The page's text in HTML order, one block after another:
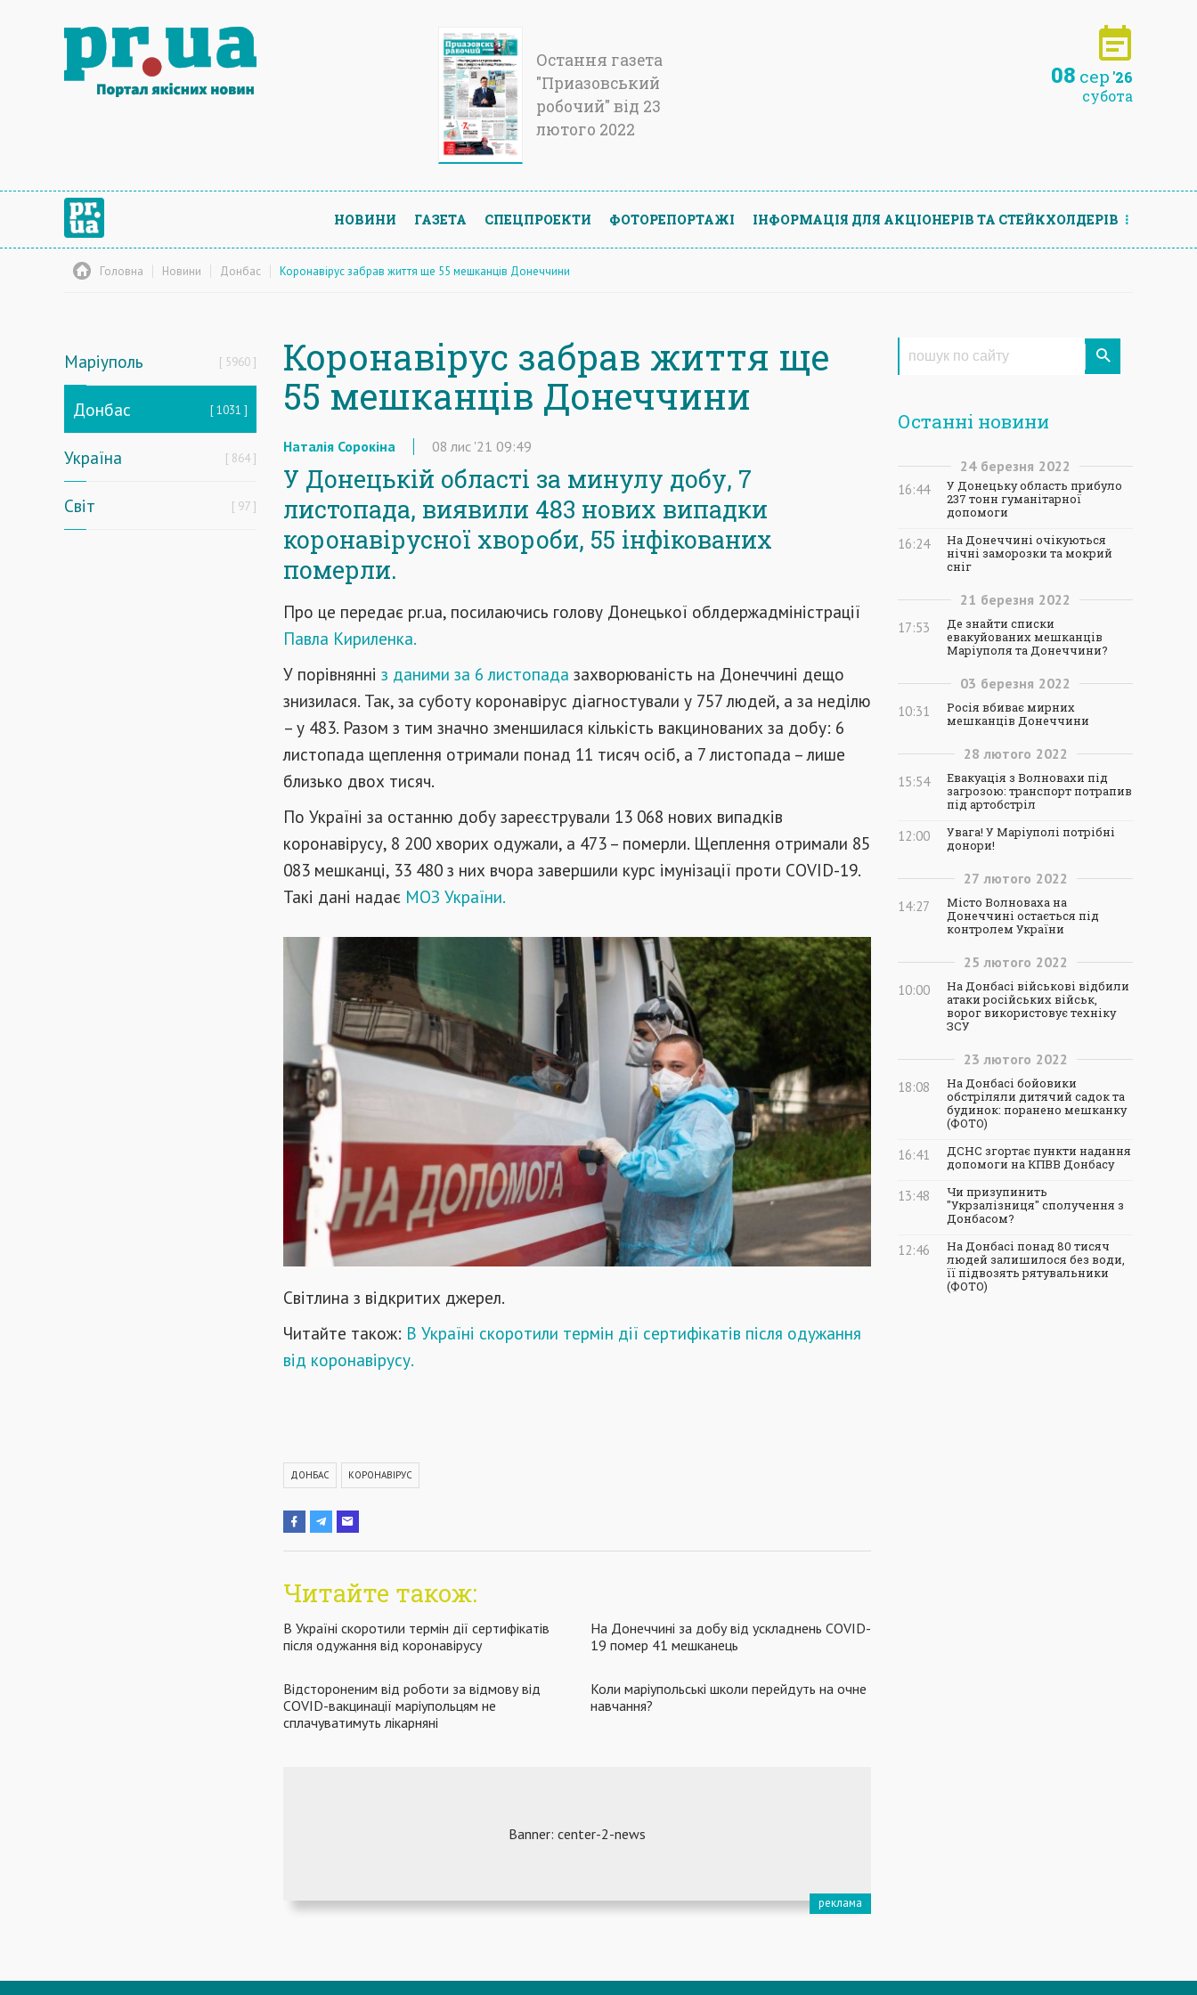
Остання газета
"Приазовський
робочий" від 23
лютого 2022
08 сер '26
субота
НОВИНИ ГАЗЕТА СПЕЦПРОЕКТИ ФОТОРЕПОРТАЖІ ІНФОРМАЦIЯ ДЛЯ АКЦIОНЕРIВ ТА СТЕЙКХОЛДЕРIВ
Головна Новини Донбас Коронавірус забрав життя ще 55 мешканців Донеччини
Маріуполь 5960
Донбас 1031
Україна 864
Світ 97
Коронавірус забрав життя ще
55 мешканців Донеччини
Наталія Сорокіна 08 лис '21 09:49
У Донецькій області за минулу добу, 7
листопада, виявили 483 нових випадки
коронавірусної хвороби, 55 інфікованих
померли.
Про це передає pr.ua, посилаючись голову Донецької облдержадміністрації
Павла Кириленка.
У порівнянні з даними за 6 листопада захворюваність на Донеччині дещо
знизилася. Так, за суботу коронавірус діагностували у 757 людей, а за неділю
– у 483. Разом з тим значно зменшилася кількість вакцинованих за добу: 6
листопада щеплення отримали понад 11 тисяч осіб, а 7 листопада – лише
близько двох тисяч.
По Україні за останню добу зареєстрували 13 068 нових випадків
коронавірусу, 8 200 хворих одужали, а 473 – померли. Щеплення отримали 85
083 мешканці, 33 480 з них вчора завершили курс імунізації проти COVID-19.
Такі дані надає МОЗ України.
Світлина з відкритих джерел.
Читайте також: В Україні скоротили термін дії сертифікатів після одужання
від коронавірусу.
ДОНБАС КОРОНАВІРУС
Читайте також:
В Україні скоротили термін дії сертифікатів
після одужання від коронавірусу
На Донеччині за добу від ускладнень COVID-
19 помер 41 мешканець
Відстороненим від роботи за відмову від
COVID-вакцинації маріупольцям не
сплачуватимуть лікарняні
Коли маріупольські школи перейдуть на очне
навчання?
Останні новини
24 березня 2022
16:44
У Донецьку область прибуло
237 тонн гуманітарної
допомоги
16:24
На Донеччині очікуються
нічні заморозки та мокрий
сніг
21 березня 2022
17:53
Де знайти списки
евакуйованих мешканців
Маріуполя та Донеччини?
03 березня 2022
10:31
Росія вбиває мирних
мешканців Донеччини
28 лютого 2022
15:54
Евакуація з Волновахи під
загрозою: транспорт потрапив
під артобстріл
12:00
Увага! У Маріуполі потрібні
донори!
27 лютого 2022
14:27
Місто Волноваха на
Донеччині остається під
контролем України
25 лютого 2022
10:00
На Донбасі військові відбили
атаки російських військ,
ворог використовує техніку
ЗСУ
23 лютого 2022
18:08
На Донбасі бойовики
обстріляли дитячий садок та
будинок: поранено мешканку
(ФОТО)
16:41
ДСНС згортає пункти надання
допомоги на КПВВ Донбасу
13:48
Чи призупинить
"Укрзалізниця" сполучення з
Донбасом?
12:46
На Донбасі понад 80 тисяч
людей залишилося без води,
її підвозять рятувальники
(ФОТО)